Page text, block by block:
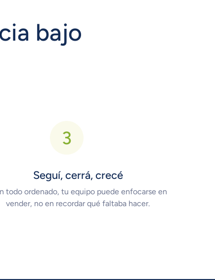
bajo
Seguí, cerrá, crecé
todo ordenado, tu equipo puede enfocarse en
vender, no en recordar qué faltaba hacer.